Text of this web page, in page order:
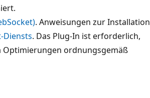
. Anweisungen zur Installation
Diensts. Das Plug-In ist erforderlich,
Optimierungen ordnungsgemäß